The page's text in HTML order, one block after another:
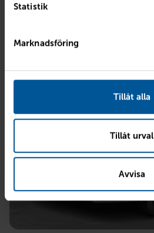
Statistik
Marknadsföring
Tillåt alla
Tillåt urval
Avvisa
Linköping
569 900kr